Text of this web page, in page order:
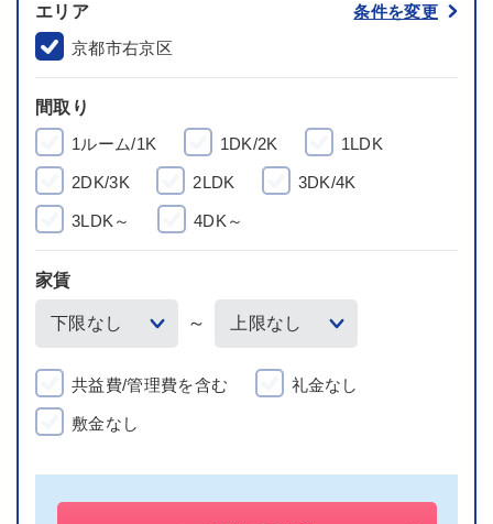
エリア
条件を変更
京都市右京区
間取り
1ルーム/1K
1DK/2K 1LDK
2DK/3K 2LDK 3DK/4K
3LDK～ 4DK～
家賃
～
共益費/管理費を含む 礼金なし
敷金なし